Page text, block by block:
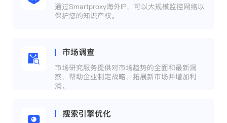
通过Smartproxy海外IP，可以大规模监控网络以
保护您的知识产权。
市场调查
市场研究服务提供对市场趋势的全面和最新洞
察，帮助企业制定战略、拓展新市场并增加利
润。
搜索引擎优化